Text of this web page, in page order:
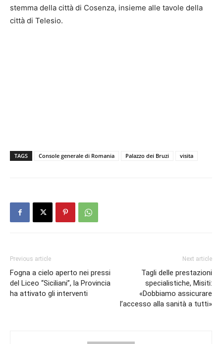
stemma della città di Cosenza, insieme alle tavole della
città di Telesio.
TAGS Console generale di Romania Palazzo dei Bruzi visita
Previous article
Fogna a cielo aperto nei pressi
del Liceo “Siciliani”, la Provincia
ha attivato gli interventi
Next article
Tagli delle prestazioni
specialistiche, Misiti:
«Dobbiamo assicurare
l’accesso alla sanità a tutti»